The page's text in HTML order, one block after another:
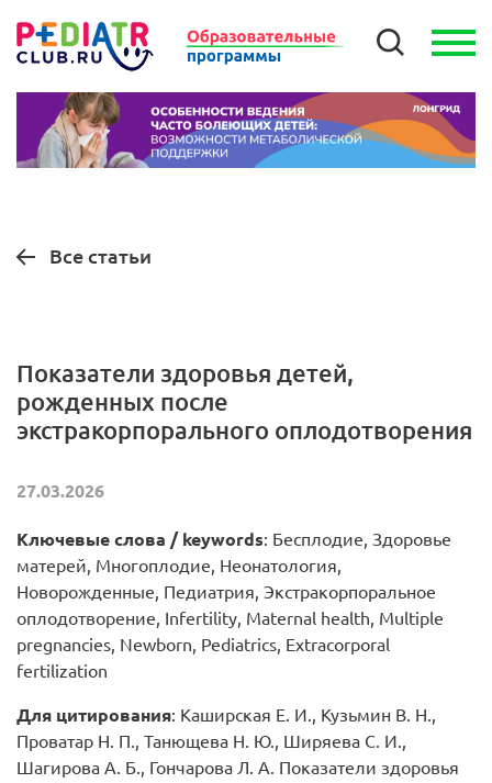
Все статьи
Показатели здоровья детей,
рожденных после
экстракорпорального оплодотворения
27.03.2026
Ключевые слова / keywords: Бесплодие, Здоровье
матерей, Многоплодие, Неонатология,
Новорожденные, Педиатрия, Экстракорпоральное
оплодотворение, Infertility, Maternal health, Multiple
pregnancies, Newborn, Pediatrics, Extracorporal
fertilization
Для цитирования: Каширская Е. И., Кузьмин В. Н.,
Проватар Н. П., Танющева Н. Ю., Ширяева С. И.,
Шагирова А. Б., Гончарова Л. А. Показатели здоровья